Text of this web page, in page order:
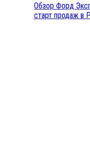
Обзор Форд
старт продаж в